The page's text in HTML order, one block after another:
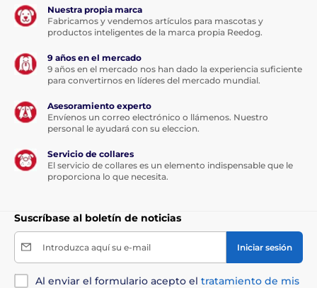
Nuestra propia marca
Fabricamos y vendemos artículos para mascotas y
productos inteligentes de la marca propia Reedog.
9 años en el mercado
9 años en el mercado nos han dado la experiencia suficiente
para convertirnos en líderes del mercado mundial.
Asesoramiento experto
Envíenos un correo electrónico o llámenos. Nuestro
personal le ayudará con su eleccion.
Servicio de collares
El servicio de collares es un elemento indispensable que le
proporciona lo que necesita.
Suscríbase al boletín de noticias
Introduzca aquí su e-mail Iniciar sesión
Al enviar el formulario acepto el tratamiento de mis